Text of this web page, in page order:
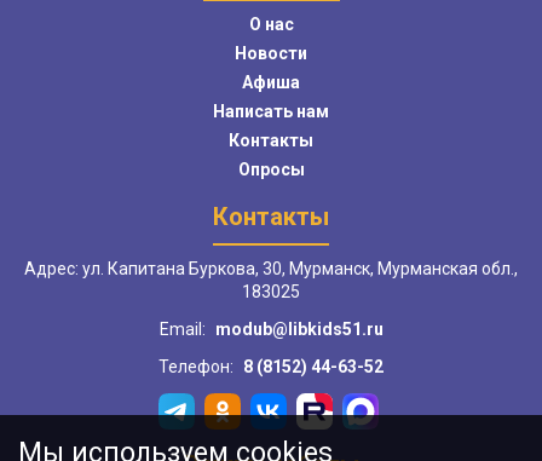
О нас
Новости
Афиша
Написать нам
Контакты
Опросы
Контакты
Адрес: ул. Капитана Буркова, 30, Мурманск, Мурманская обл.,
183025
Email:
modub@libkids51.ru
Телефон:
8 (8152) 44-63-52
Мы используем cookies